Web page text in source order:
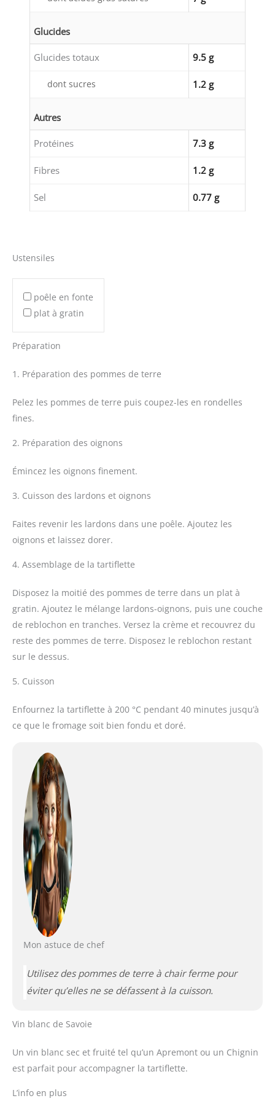
Glucides
Glucides totaux 9.5 g
dont sucres 1.2 g
Autres
Protéines 7.3 g
Fibres 1.2 g
Sel 0.77 g
Ustensiles
poêle en fonte
plat à gratin
Préparation
1. Préparation des pommes de terre
Pelez les pommes de terre puis coupez-les en rondelles
fines.
2. Préparation des oignons
Émincez les oignons finement.
3. Cuisson des lardons et oignons
Faites revenir les lardons dans une poêle. Ajoutez les
oignons et laissez dorer.
4. Assemblage de la tartiflette
Disposez la moitié des pommes de terre dans un plat à
gratin. Ajoutez le mélange lardons-oignons, puis une couche
de reblochon en tranches. Versez la crème et recouvrez du
reste des pommes de terre. Disposez le reblochon restant
sur le dessus.
5. Cuisson
Enfournez la tartiflette à 200 °C pendant 40 minutes jusqu’à
ce que le fromage soit bien fondu et doré.
Mon astuce de chef
Utilisez des pommes de terre à chair ferme pour
éviter qu’elles ne se défassent à la cuisson.
Vin blanc de Savoie
Un vin blanc sec et fruité tel qu’un Apremont ou un Chignin
est parfait pour accompagner la tartiflette.
L’info en plus